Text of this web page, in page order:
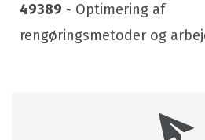
49389 - Optimering af
rengøringsmetoder og